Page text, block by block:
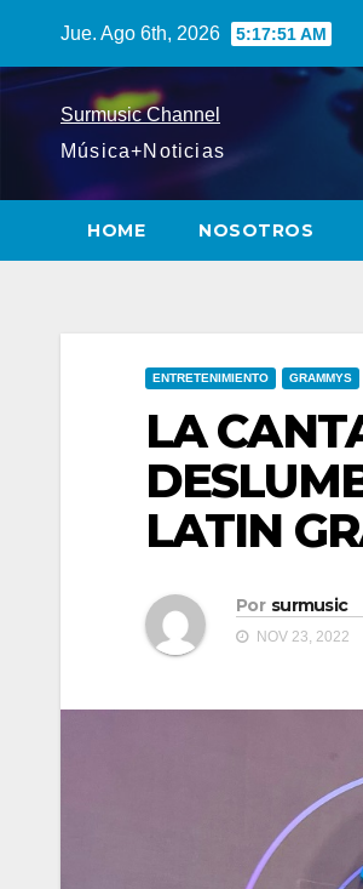
contenido
Jue. Ago 6th, 2026 5:17:53 AM
Surmusic Channel
Música+Noticias
HOME NOSOTROS
ENTRETENIMIENTO GRAMMYS
LA
LATIN
Por surmusic
NOV 23, 2022